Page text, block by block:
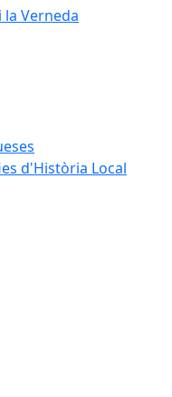
la Verneda
d'Història Local